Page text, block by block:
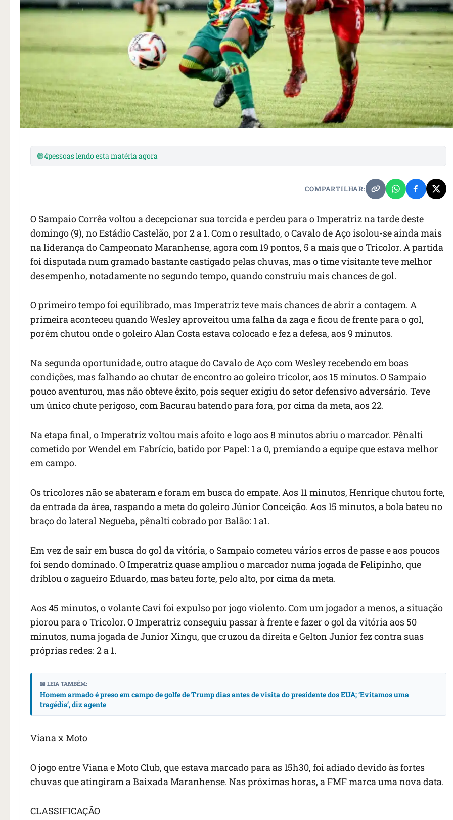
🟢4pessoas lendo esta matéria agora
COMPARTILHAR:
O Sampaio Corrêa voltou a decepcionar sua torcida e perdeu para o Imperatriz na tarde deste
domingo (9), no Estádio Castelão, por 2 a 1. Com o resultado, o Cavalo de Aço isolou-se ainda mais
na liderança do Campeonato Maranhense, agora com 19 pontos, 5 a mais que o Tricolor. A partida
foi disputada num gramado bastante castigado pelas chuvas, mas o time visitante teve melhor
desempenho, notadamente no segundo tempo, quando construiu mais chances de gol.
O primeiro tempo foi equilibrado, mas Imperatriz teve mais chances de abrir a contagem. A
primeira aconteceu quando Wesley aproveitou uma falha da zaga e ficou de frente para o gol,
porém chutou onde o goleiro Alan Costa estava colocado e fez a defesa, aos 9 minutos.
Na segunda oportunidade, outro ataque do Cavalo de Aço com Wesley recebendo em boas
condições, mas falhando ao chutar de encontro ao goleiro tricolor, aos 15 minutos. O Sampaio
pouco aventurou, mas não obteve êxito, pois sequer exigiu do setor defensivo adversário. Teve
um único chute perigoso, com Bacurau batendo para fora, por cima da meta, aos 22.
Na etapa final, o Imperatriz voltou mais afoito e logo aos 8 minutos abriu o marcador. Pênalti
cometido por Wendel em Fabrício, batido por Papel: 1 a 0, premiando a equipe que estava melhor
em campo.
Os tricolores não se abateram e foram em busca do empate. Aos 11 minutos, Henrique chutou forte,
da entrada da área, raspando a meta do goleiro Júnior Conceição. Aos 15 minutos, a bola bateu no
braço do lateral Negueba, pênalti cobrado por Balão: 1 a1.
Em vez de sair em busca do gol da vitória, o Sampaio cometeu vários erros de passe e aos poucos
foi sendo dominado. O Imperatriz quase ampliou o marcador numa jogada de Felipinho, que
driblou o zagueiro Eduardo, mas bateu forte, pelo alto, por cima da meta.
Aos 45 minutos, o volante Cavi foi expulso por jogo violento. Com um jogador a menos, a situação
piorou para o Tricolor. O Imperatriz conseguiu passar à frente e fazer o gol da vitória aos 50
minutos, numa jogada de Junior Xingu, que cruzou da direita e Gelton Junior fez contra suas
próprias redes: 2 a 1.
📖 LEIA TAMBÉM:
Homem armado é preso em campo de golfe de Trump dias antes de visita do presidente dos EUA; ‘Evitamos uma
tragédia’, diz agente
Viana x Moto
O jogo entre Viana e Moto Club, que estava marcado para as 15h30, foi adiado devido às fortes
chuvas que atingiram a Baixada Maranhense. Nas próximas horas, a FMF marca uma nova data.
CLASSIFICAÇÃO